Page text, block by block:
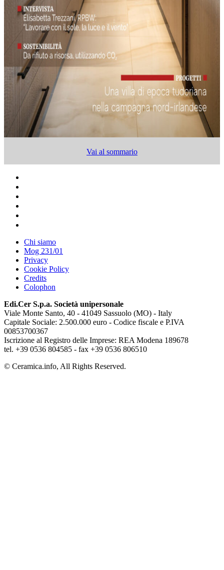
Vai al sommario
Chi siamo
Mog 231/01
Privacy
Cookie Policy
Credits
Colophon
Edi.Cer S.p.a. Società unipersonale
Viale Monte Santo, 40 - 41049 Sassuolo (MO) - Italy
Capitale Sociale: 2.500.000 euro - Codice fiscale e P.IVA
00853700367
Iscrizione al Registro delle Imprese: REA Modena 189678
tel. +39 0536 804585 - fax +39 0536 806510
© Ceramica.info, All Rights Reserved.